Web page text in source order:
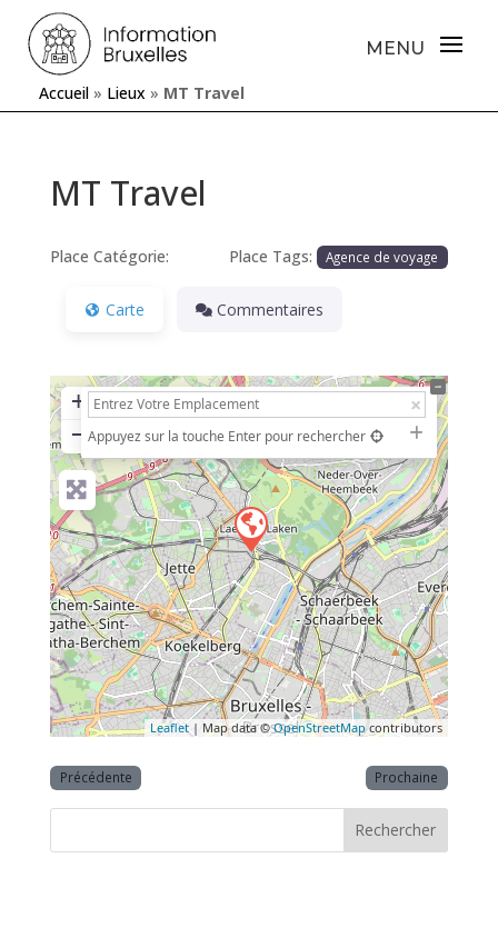
Accueil » Lieux » MT Travel
MT Travel
Place Catégorie: Place Tags: Agence de voyage
Carte Commentaires
+
− Appuyez sur la touche Enter pour rechercher
Leaflet| Map data ©OpenStreetMapcontributors
Précédente Prochaine
Rechercher